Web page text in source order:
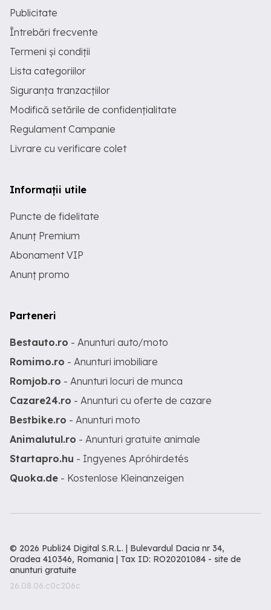
Publicitate
Întrebări frecvente
Termeni și condiții
Lista categoriilor
Siguranța tranzacțiilor
Modifică setările de confidențialitate
Regulament Campanie
Livrare cu verificare colet
Informații utile
Puncte de fidelitate
Anunț Premium
Abonament VIP
Anunț promo
Parteneri
Bestauto.ro - Anunturi auto/moto
Romimo.ro - Anunturi imobiliare
Romjob.ro - Anunturi locuri de munca
Cazare24.ro - Anunturi cu oferte de cazare
Bestbike.ro - Anunturi moto
Animalutul.ro - Anunturi gratuite animale
Startapro.hu - Ingyenes Apróhirdetés
Quoka.de - Kostenlose Kleinanzeigen
© 2026 Publi24 Digital S.R.L. | Bulevardul Dacia nr 34,
Oradea 410346, Romania | Tax ID: RO20201084 - site de
anunturi gratuite
26.08.06.c0c206c